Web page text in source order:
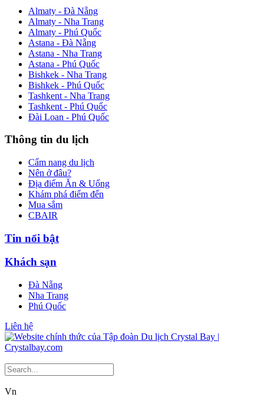
Almaty - Đà Nẵng
Almaty - Nha Trang
Almaty - Phú Quốc
Astana - Đà Nẵng
Astana - Nha Trang
Astana - Phú Quốc
Bishkek - Nha Trang
Bishkek - Phú Quốc
Tashkent - Nha Trang
Tashkent - Phú Quốc
Đài Loan - Phú Quốc
Thông tin du lịch
Cẩm nang du lịch
Nên ở đâu?
Địa điểm Ăn & Uống
Khám phá điểm đến
Mua sắm
CBAIR
Tin nổi bật
Khách sạn
Đà Nẵng
Nha Trang
Phú Quốc
Liên hệ
Vn